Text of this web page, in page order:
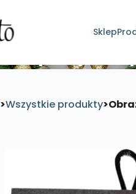
Sklep
>Wszystkie produkty>